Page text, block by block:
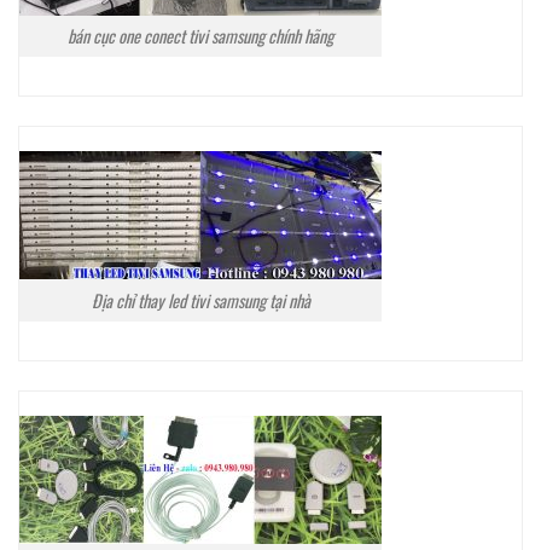
bán cục one conect tivi samsung chính hãng
Địa chỉ thay led tivi samsung tại nhà